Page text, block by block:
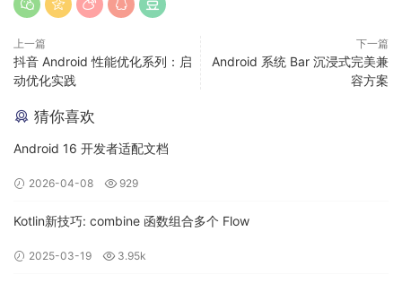
的心得和案例。
1. Kotlin
上一篇
抖音 Android 性能优化系列：启
动优化实践
下一篇
Android 系统 Bar 沉浸式完美兼
容方案
猜你喜欢
Android 16 开发者适配文档
2026-04-08 929
Kotlin新技巧: combine 函数组合多个 Flow
2025-03-19 3.95k